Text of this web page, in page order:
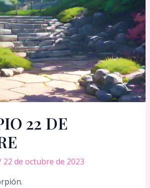
22 DE
22 de octubre de 2023